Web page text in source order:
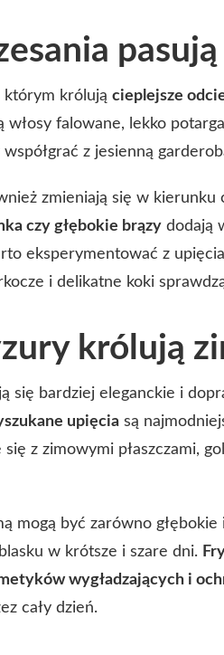
którym królują cieplejsze
włosy falowane, lekko
z jesienną
zmieniają się w kierunku
czy głębokie brązy dodają
eksperymentować z
i delikatne koki
królują
się bardziej eleganckie i
upięcia są
z zimowymi płaszczami,
mogą być zarówno
w krótsze i szare dni.
wygładzających i
cały dzień.